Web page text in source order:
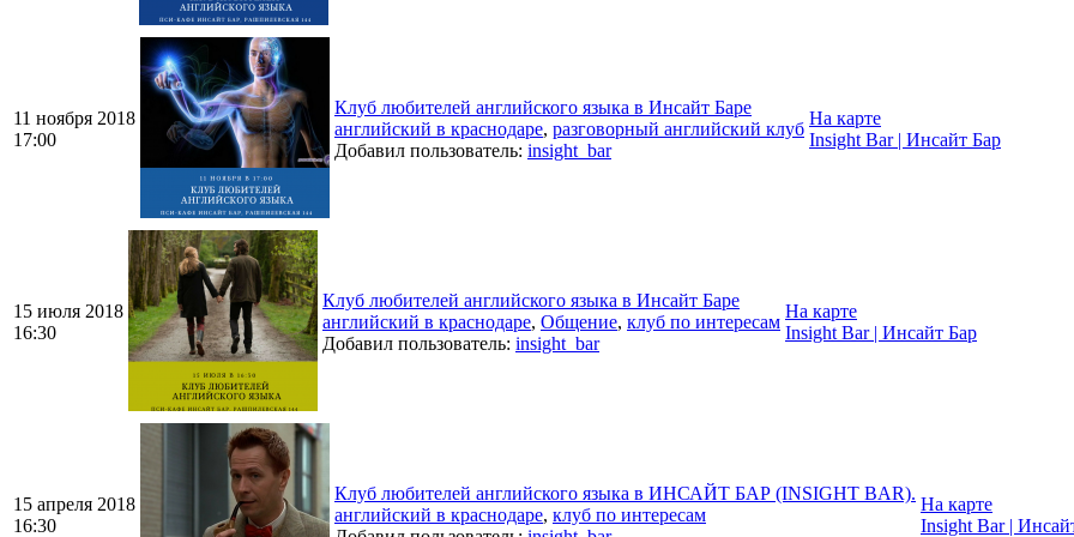
11 ноября 2018
17:00
Клуб любителей английского языка в Инсайт Баре
английский в краснодаре, разговорный английский клуб
Добавил пользователь: insight_bar
На карте
Insight Bar | Инсайт Бар
15 июля 2018
16:30
Клуб любителей английского языка в Инсайт Баре
английский в краснодаре, Общение, клуб по интересам
Добавил пользователь: insight_bar
На карте
Insight Bar | Инсайт Бар
15 апреля 2018
16:30
Клуб любителей английского языка в ИНСАЙТ БАР (INSIGHT BAR).
английский в краснодаре, клуб по интересам
На карте
Insight Bar |